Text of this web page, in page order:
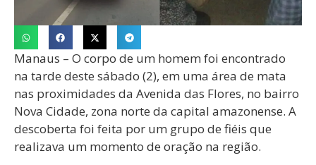
Manaus – O corpo de um homem foi encontrado
na tarde deste sábado (2), em uma área de mata
nas proximidades da Avenida das Flores, no bairro
Nova Cidade, zona norte da capital amazonense. A
descoberta foi feita por um grupo de fiéis que
realizava um momento de oração na região.